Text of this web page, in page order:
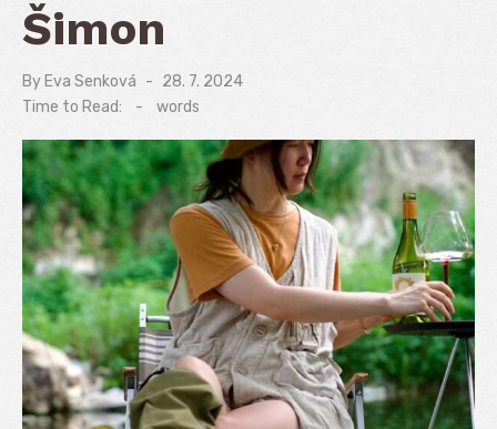
Šimon
By Eva Senková
Posted
on
28. 7. 2024
Time to Read:
- words